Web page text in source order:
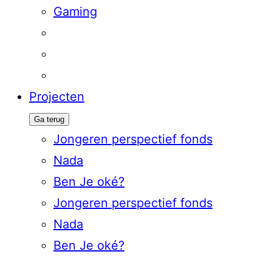
Gaming
Projecten
Ga terug
Jongeren perspectief fonds
Nada
Ben Je oké?
Jongeren perspectief fonds
Nada
Ben Je oké?